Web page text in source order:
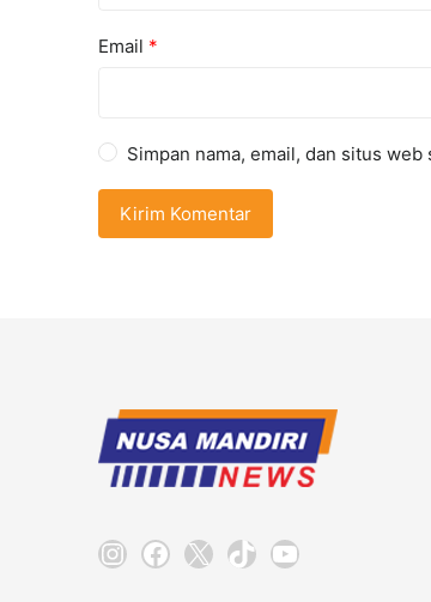
Email *
Simpan nama, email, dan situs
Instagram
Facebook
X TikTokYouTube